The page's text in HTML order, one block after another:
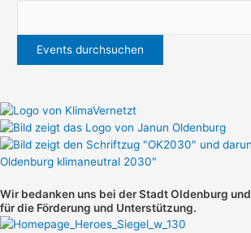
Wir bedanken uns bei der Stadt Oldenburg und
für die Förderung und Unterstützung.